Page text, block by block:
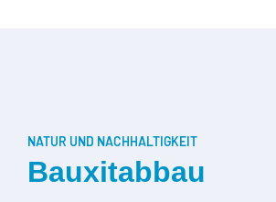
NATUR UND NACHHALTIGKEIT
Bauxitabbau